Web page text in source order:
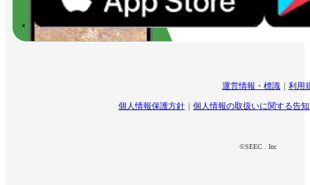
運営情報・標識 利用
個人情報保護方針 個人情報の取扱いに関する告
©SEEC . Inc